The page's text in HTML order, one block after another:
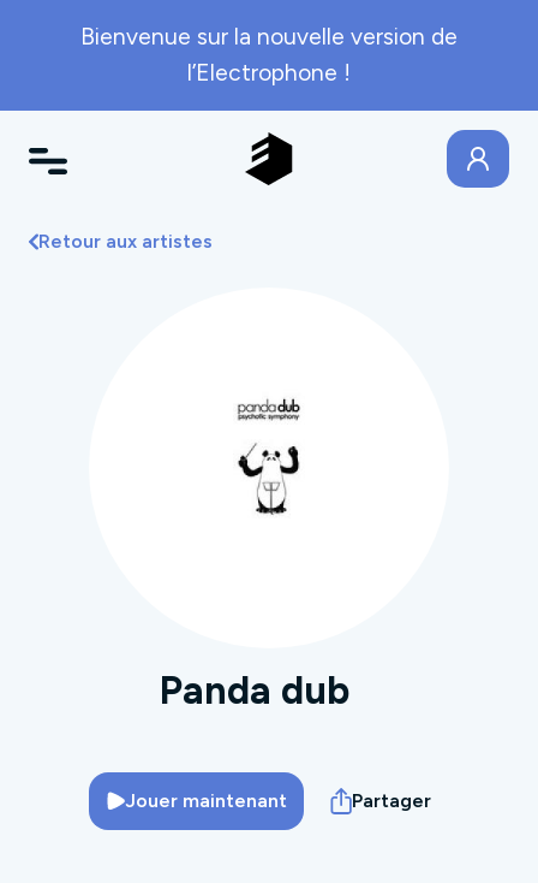
Bienvenue sur la nouvelle version de
l’Electrophone !
Retour aux artistes
Panda dub
Jouer maintenant Partager